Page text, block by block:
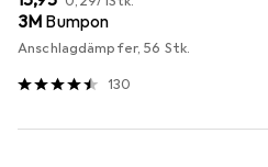
3M Bumpon
Anschlagdämpfer, 56 Stk.
130